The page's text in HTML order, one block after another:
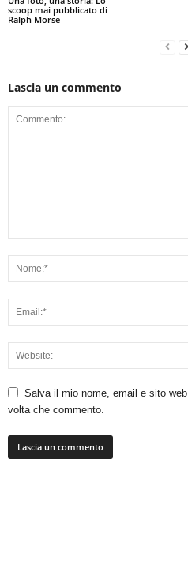
scoop mai pubblicato di
Ralph Morse
Lascia un commento
Salva il mio nome, email e sito
volta che commento.